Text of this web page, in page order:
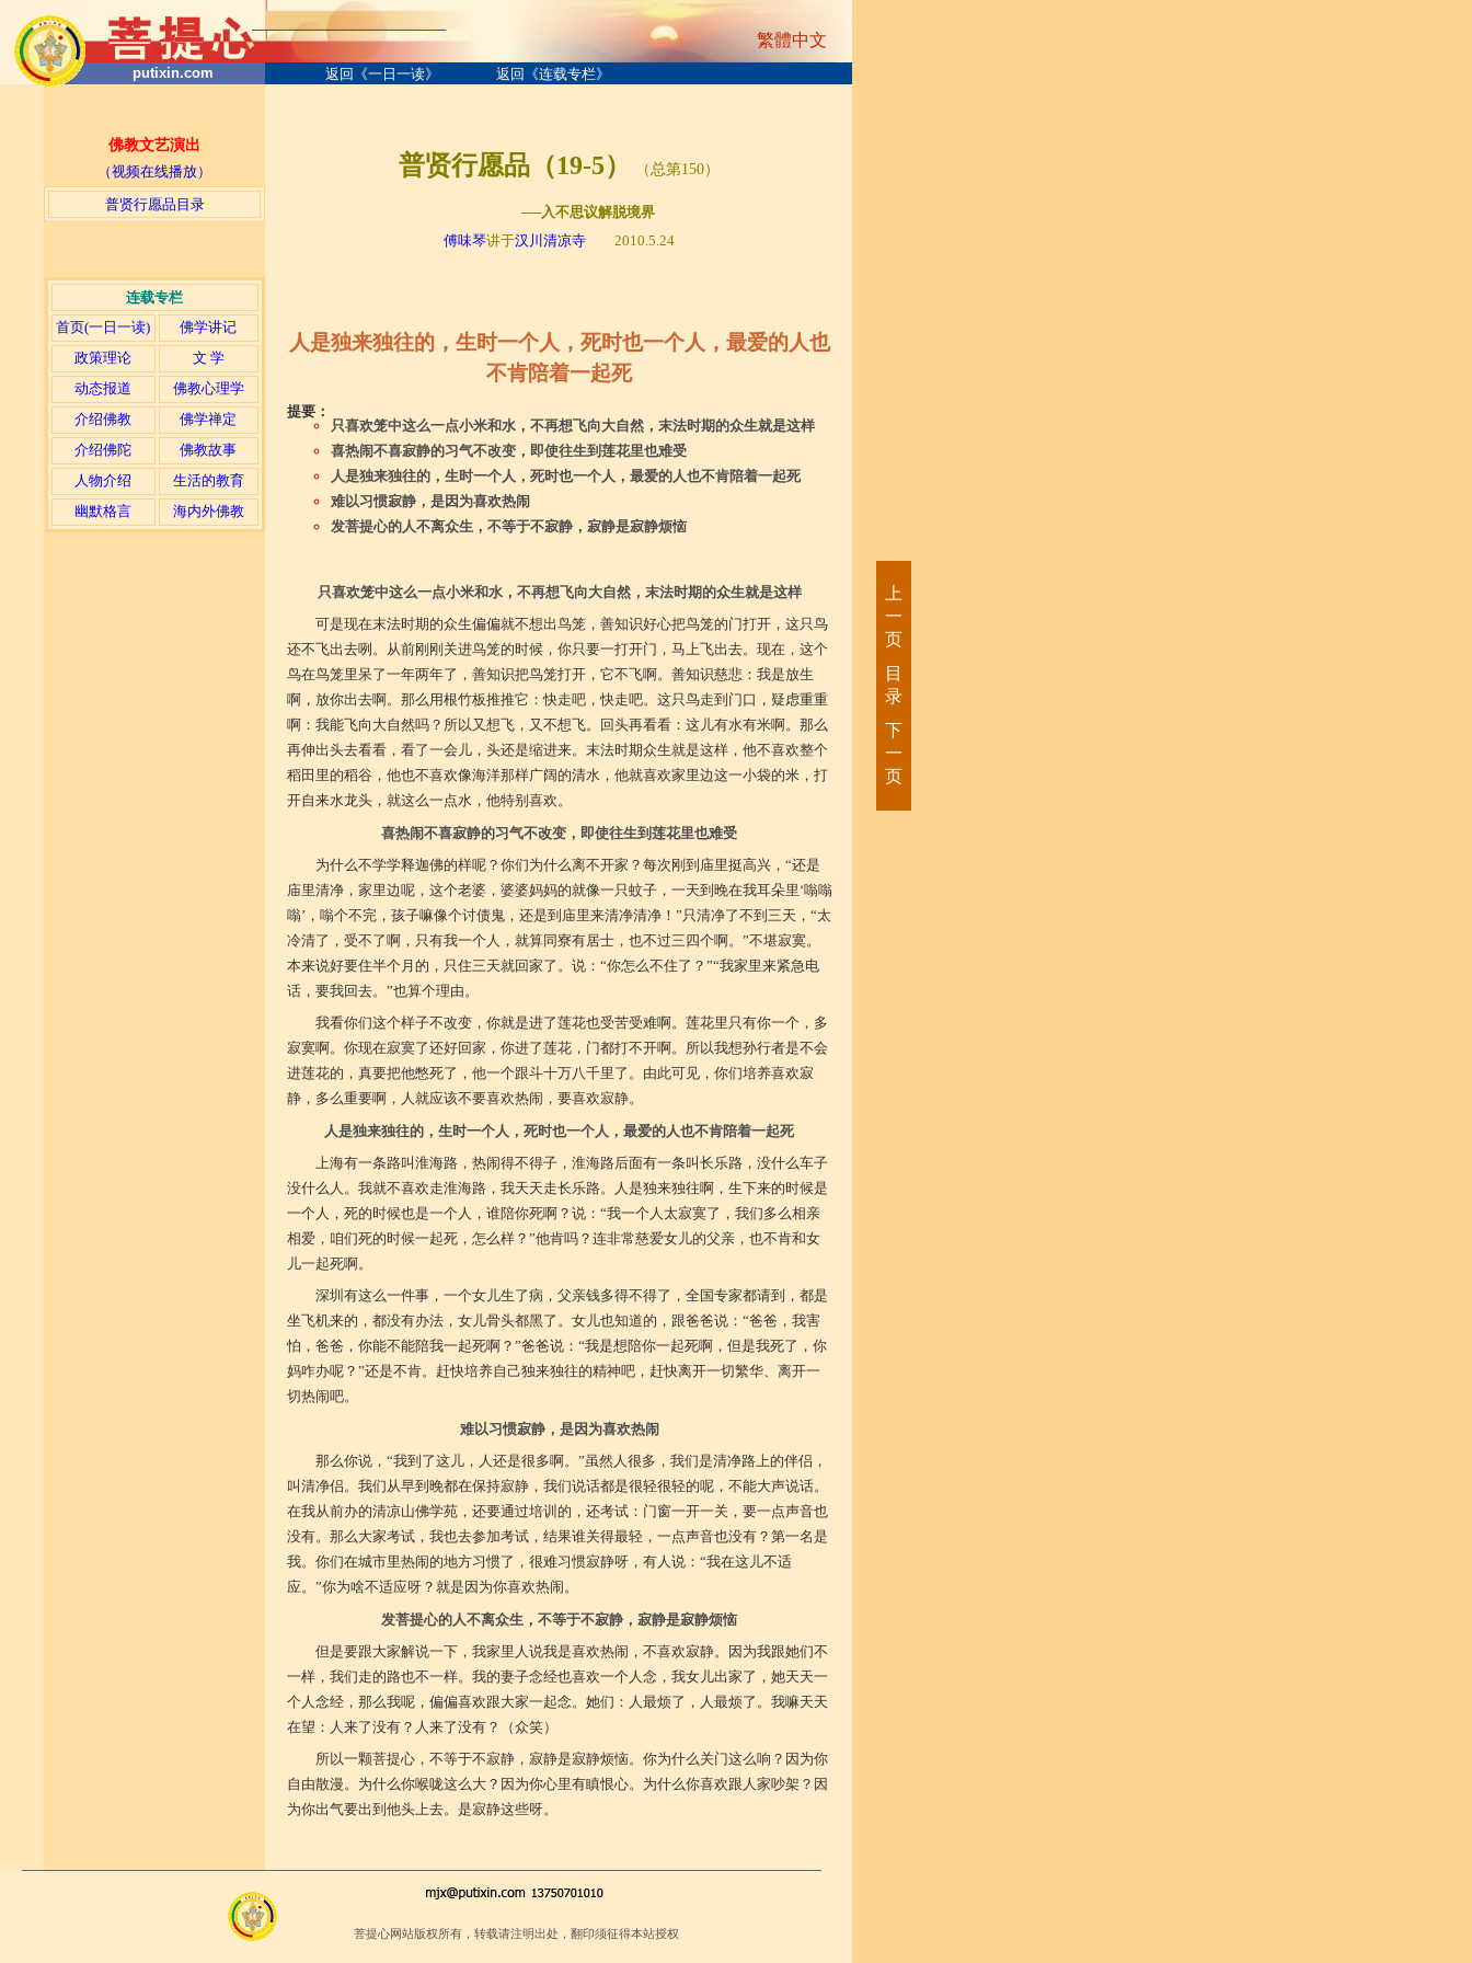
putixin.com 返回《一日一读》 返回《连载专栏》
佛教文艺演出
（视频在线播放）
普贤行愿品目录
连载专栏
首页(一日一读)
佛学讲记
政策理论
文 学
动态报道
佛教心理学
介绍佛教
佛学禅定
介绍佛陀
佛教故事
人物介绍
生活的教育
幽默格言
海内外佛教
普贤行愿品（19-5） （总第150）
──入不思议解脱境界
傅味琴讲于汉川清凉寺 2010.5.24
人是独来独往的，生时一个人，死时也一个人，最爱的人也
不肯陪着一起死
提要：
只喜欢笼中这么一点小米和水，不再想飞向大自然，末法时期的众生就是这样
喜热闹不喜寂静的习气不改变，即使往生到莲花里也难受
人是独来独往的，生时一个人，死时也一个人，最爱的人也不肯陪着一起死
难以习惯寂静，是因为喜欢热闹
发菩提心的人不离众生，不等于不寂静，寂静是寂静烦恼
只喜欢笼中这么一点小米和水，不再想飞向大自然，末法时期的众生就是这样
可是现在末法时期的众生偏偏就不想出鸟笼，善知识好心把鸟笼的门打开，这只鸟
还不飞出去咧。从前刚刚关进鸟笼的时候，你只要一打开门，马上飞出去。现在，这个
鸟在鸟笼里呆了一年两年了，善知识把鸟笼打开，它不飞啊。善知识慈悲：我是放生
啊，放你出去啊。那么用根竹板推推它：快走吧，快走吧。这只鸟走到门口，疑虑重重
啊：我能飞向大自然吗？所以又想飞，又不想飞。回头再看看：这儿有水有米啊。那么
再伸出头去看看，看了一会儿，头还是缩进来。末法时期众生就是这样，他不喜欢整个
稻田里的稻谷，他也不喜欢像海洋那样广阔的清水，他就喜欢家里边这一小袋的米，打
开自来水龙头，就这么一点水，他特别喜欢。
喜热闹不喜寂静的习气不改变，即使往生到莲花里也难受
为什么不学学释迦佛的样呢？你们为什么离不开家？每次刚到庙里挺高兴，“还是
庙里清净，家里边呢，这个老婆，婆婆妈妈的就像一只蚊子，一天到晚在我耳朵里‘嗡嗡
嗡’，嗡个不完，孩子嘛像个讨债鬼，还是到庙里来清净清净！”只清净了不到三天，“太
冷清了，受不了啊，只有我一个人，就算同寮有居士，也不过三四个啊。”不堪寂寞。
本来说好要住半个月的，只住三天就回家了。说：“你怎么不住了？”“我家里来紧急电
话，要我回去。”也算个理由。
我看你们这个样子不改变，你就是进了莲花也受苦受难啊。莲花里只有你一个，多
寂寞啊。你现在寂寞了还好回家，你进了莲花，门都打不开啊。所以我想孙行者是不会
进莲花的，真要把他憋死了，他一个跟斗十万八千里了。由此可见，你们培养喜欢寂
静，多么重要啊，人就应该不要喜欢热闹，要喜欢寂静。
人是独来独往的，生时一个人，死时也一个人，最爱的人也不肯陪着一起死
上海有一条路叫淮海路，热闹得不得子，淮海路后面有一条叫长乐路，没什么车子
没什么人。我就不喜欢走淮海路，我天天走长乐路。人是独来独往啊，生下来的时候是
一个人，死的时候也是一个人，谁陪你死啊？说：“我一个人太寂寞了，我们多么相亲
相爱，咱们死的时候一起死，怎么样？”他肯吗？连非常慈爱女儿的父亲，也不肯和女
儿一起死啊。
深圳有这么一件事，一个女儿生了病，父亲钱多得不得了，全国专家都请到，都是
坐飞机来的，都没有办法，女儿骨头都黑了。女儿也知道的，跟爸爸说：“爸爸，我害
怕，爸爸，你能不能陪我一起死啊？”爸爸说：“我是想陪你一起死啊，但是我死了，你
妈咋办呢？”还是不肯。赶快培养自己独来独往的精神吧，赶快离开一切繁华、离开一
切热闹吧。
难以习惯寂静，是因为喜欢热闹
那么你说，“我到了这儿，人还是很多啊。”虽然人很多，我们是清净路上的伴侣，
叫清净侣。我们从早到晚都在保持寂静，我们说话都是很轻很轻的呢，不能大声说话。
在我从前办的清凉山佛学苑，还要通过培训的，还考试：门窗一开一关，要一点声音也
没有。那么大家考试，我也去参加考试，结果谁关得最轻，一点声音也没有？第一名是
我。你们在城市里热闹的地方习惯了，很难习惯寂静呀，有人说：“我在这儿不适
应。”你为啥不适应呀？就是因为你喜欢热闹。
发菩提心的人不离众生，不等于不寂静，寂静是寂静烦恼
但是要跟大家解说一下，我家里人说我是喜欢热闹，不喜欢寂静。因为我跟她们不
一样，我们走的路也不一样。我的妻子念经也喜欢一个人念，我女儿出家了，她天天一
个人念经，那么我呢，偏偏喜欢跟大家一起念。她们：人最烦了，人最烦了。我嘛天天
在望：人来了没有？人来了没有？（众笑）
所以一颗菩提心，不等于不寂静，寂静是寂静烦恼。你为什么关门这么响？因为你
自由散漫。为什么你喉咙这么大？因为你心里有瞋恨心。为什么你喜欢跟人家吵架？因
为你出气要出到他头上去。是寂静这些呀。
菩提心网站版权所有，转载请注明出处，翻印须征得本站授权
繁體中文
上
一
页
目
录
下
一
页